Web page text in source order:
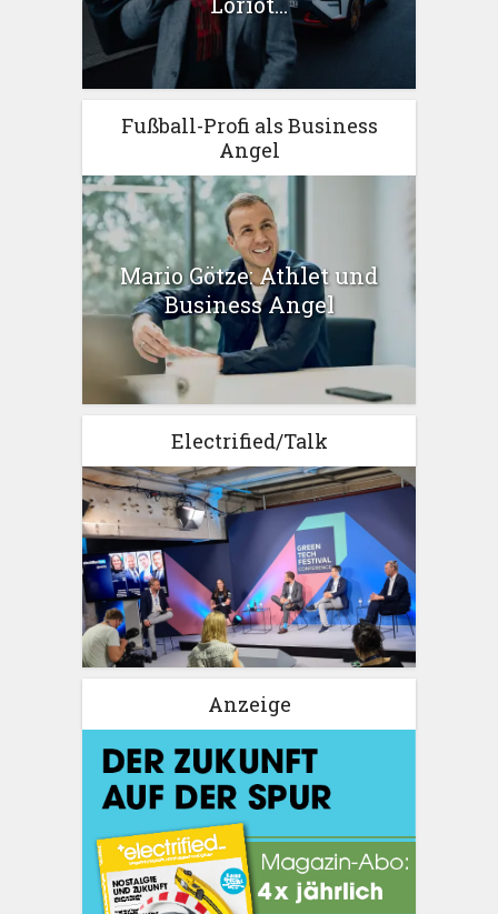
Fußball-Profi als Business
Angel
Mario Götze: Athlet und
Business Angel
Electrified/Talk
Anzeige